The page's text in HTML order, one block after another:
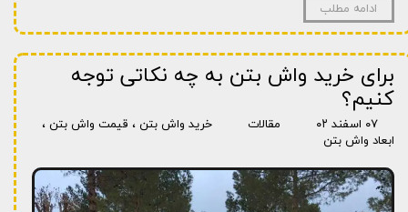
ادامه مطلب
برای خرید واش بتن به چه نکاتی توجه
کنیم؟
۰۷ اسفند ۰۲ مقالات خرید واش بتن ، قیمت واش بتن ،
ابعاد واش بتن